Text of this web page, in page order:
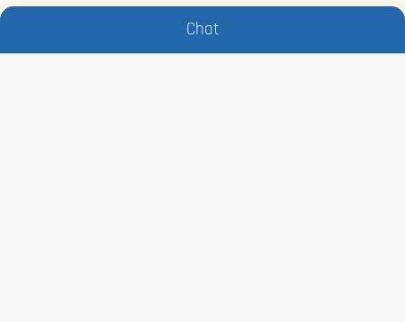
Chat